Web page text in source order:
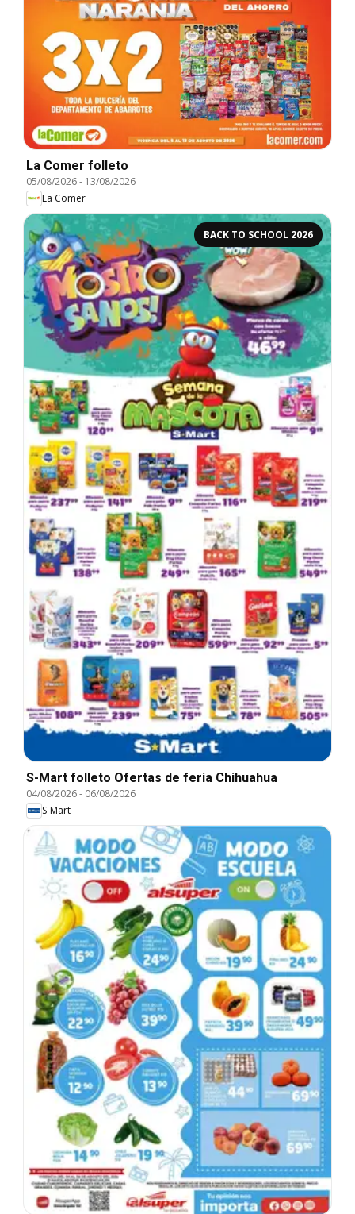
La Comer folleto
05/08/2026- 13/08/2026
La Comer
BACK TO SCHOOL 2026
S-Mart folleto Ofertas de feria Chihuahua
04/08/2026- 06/08/2026
S-Mart